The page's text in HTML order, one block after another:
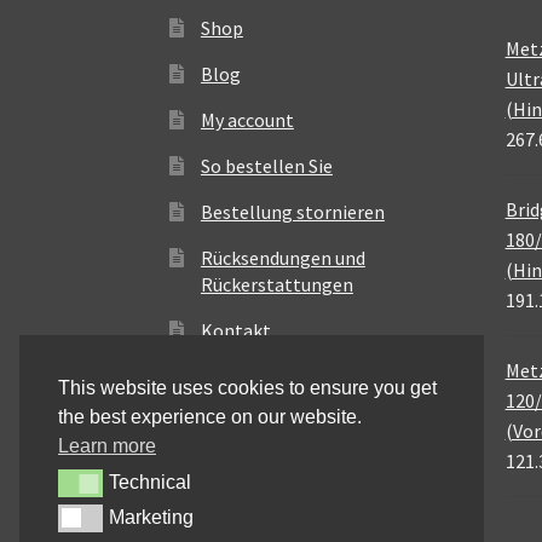
Shop
Blog
My account
So bestellen Sie
Bestellung stornieren
Rücksendungen und
Rückerstattungen
Kontakt
This website uses cookies to ensure you get
the best experience on our website.
Learn more
TechnicalTechnical
MarketingMarketing